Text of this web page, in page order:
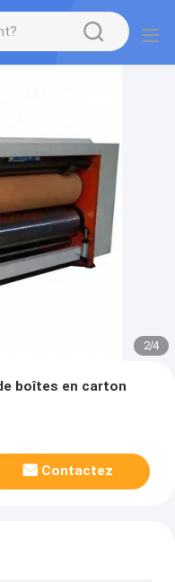
2/4
boîtes en carton
Contactez